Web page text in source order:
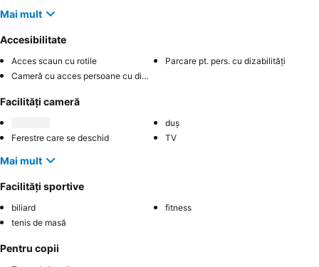
Mai mult
Accesibilitate
Acces scaun cu rotile
Parcare pt. pers. cu dizabilități
Cameră cu acces persoane cu dizabilități
Facilități cameră
duș
Ferestre care se deschid
TV
Mai mult
Facilități sportive
biliard
fitness
tenis de masă
Pentru copii